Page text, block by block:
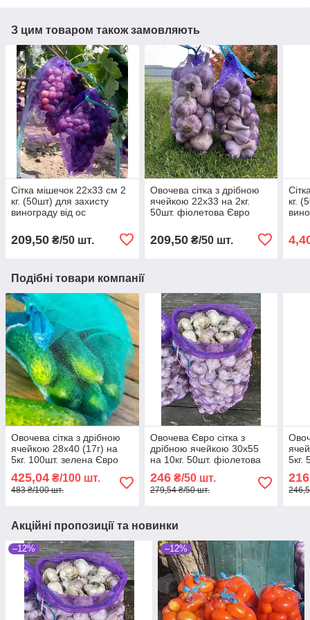
З цим товаром також замовляють
Сітка мішечок 22х33 см 2
кг. (50шт) для захисту
винограду від ос
209,50 ₴/50 шт.
Овочева сітка з дрібною
ячейкою 22х33 на 2кг.
50шт. фіолетова Євро
209,50₴/50 шт.
кг.
Подібні товари компанії
Овочева сітка з дрібною
ячейкою 28х40 (17г) на
5кг. 100шт. зелена Євро
сітка-мішок для овочів.
425,04 ₴/100 шт.
483 ₴/100 шт.
Овочева Євро сітка з
дрібною ячейкою 30х55
на 10кг. 50шт. фіолетова
сітка-мішок для овочів.
246₴/50 шт.
279,54 ₴/50 шт.
5кг.
Акційні пропозиції та новинки
–12% –12%